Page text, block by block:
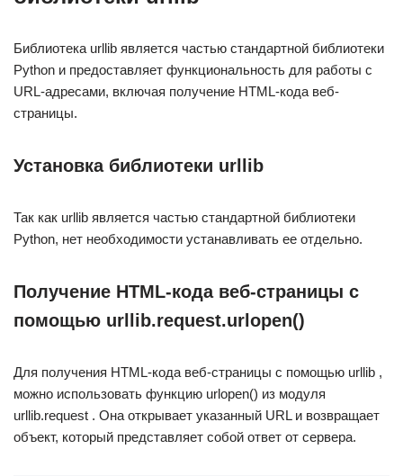
Библиотека urllib является частью стандартной библиотеки
Python и предоставляет функциональность для работы с
URL-адресами, включая получение HTML-кода веб-
страницы.
Установка библиотеки urllib
Так как urllib является частью стандартной библиотеки
Python, нет необходимости устанавливать ее отдельно.
Получение HTML-кода веб-страницы с
помощью urllib.request.urlopen()
Для получения HTML-кода веб-страницы с помощью urllib ,
можно использовать функцию urlopen() из модуля
urllib.request . Она открывает указанный URL и возвращает
объект, который представляет собой ответ от сервера.